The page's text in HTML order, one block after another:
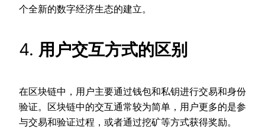
个全新的数字经济生态的建立。
4. 用户交互方式的区别
在区块链中，用户主要通过钱包和私钥进行交易和身份
验证。区块链中的交互通常较为简单，用户更多的是参
与交易和验证过程，或者通过挖矿等方式获得奖励。